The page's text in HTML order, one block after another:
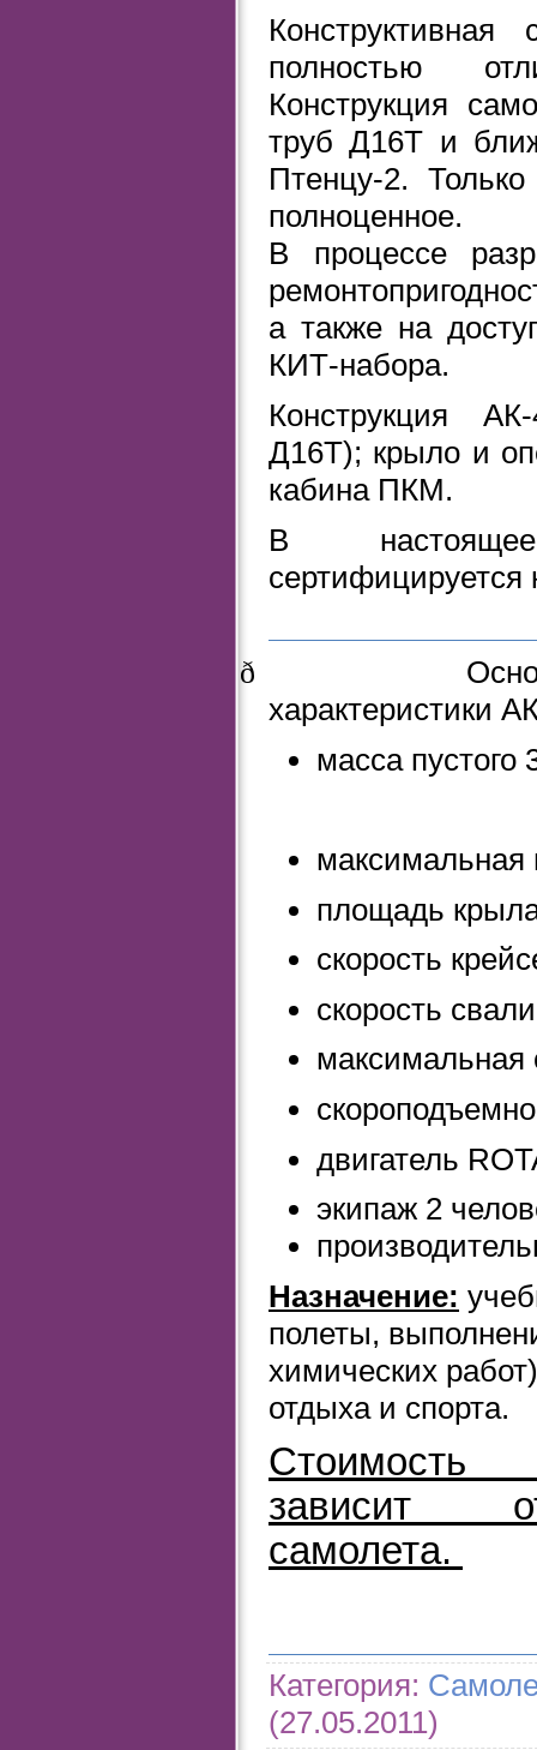
полностью
Конструкция
труб Д16Т и
Птенцу-2.
полноценное.
В процессе
а также на
КИТ-набора.
Конструкция
Д16Т); крыло и
кабина ПКМ.
В
ð
характеристики
масса пустого
максимальная
площадь
скорость
скорость
максимальная
двигатель
экипаж 2
Назначение:
полеты,
химических
отдыха и спорта.
Стоимость
зависит
самолета.
Категория:
(27.05.2011)